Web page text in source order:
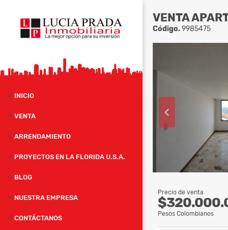
INICIO
VENTA
ARRENDAMIENTO
PROYECTOS EN LA FLORIDA U.S.A.
BLOG
NUESTRA EMPRESA
CONTÁCTANOS
VENTA
Código.9985475
Precio de venta
Pesos Colombianos